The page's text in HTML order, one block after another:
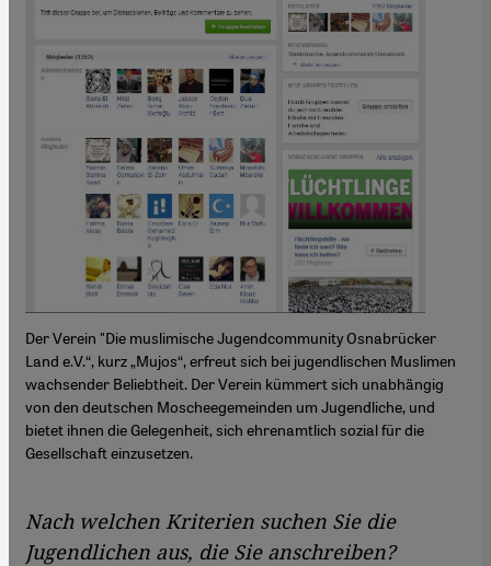
Der Verein "Die muslimische Jugendcommunity Osnabrücker
Land e.V.“, kurz „Mujos“, erfreut sich bei jugendlischen Muslimen
wachsender Beliebtheit. Der Verein kümmert sich unabhängig
von den deutschen Moscheegemeinden um Jugendliche, und
bietet ihnen die Gelegenheit, sich ehrenamtlich sozial für die
Gesellschaft einzusetzen.
Nach welchen Kriterien suchen Sie die
Jugendlichen aus, die Sie anschreiben?